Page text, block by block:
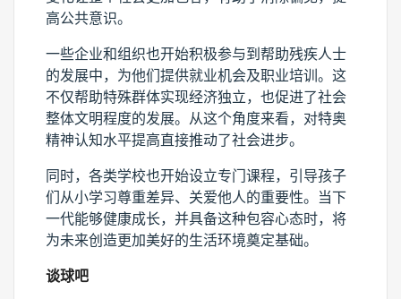
高公共意识。
一些企业和组织也开始积极参与到帮助残疾人士
的发展中，为他们提供就业机会及职业培训。这
不仅帮助特殊群体实现经济独立，也促进了社会
整体文明程度的发展。从这个角度来看，对特奥
精神认知水平提高直接推动了社会进步。
同时，各类学校也开始设立专门课程，引导孩子
们从小学习尊重差异、关爱他人的重要性。当下
一代能够健康成长，并具备这种包容心态时，将
为未来创造更加美好的生活环境奠定基础。
谈球吧